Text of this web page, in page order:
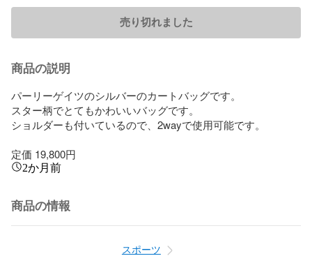
売り切れました
商品の説明
パーリーゲイツのシルバーのカートバッグです。
スター柄でとてもかわいいバッグです。
ショルダーも付いているので、2wayで使用可能です。
定価 19,800円
2か月前
商品の情報
スポーツ